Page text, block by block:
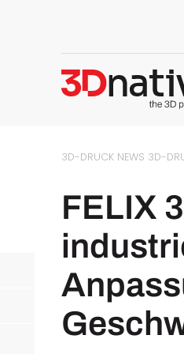
3D-DRUCK NEWS 3D-
FELIX